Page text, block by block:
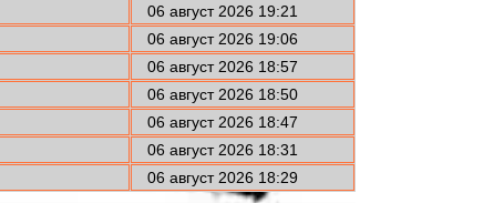
06 август 2026 19:21
06 август 2026 19:06
06 август 2026 18:57
06 август 2026 18:50
06 август 2026 18:47
06 август 2026 18:31
06 август 2026 18:29